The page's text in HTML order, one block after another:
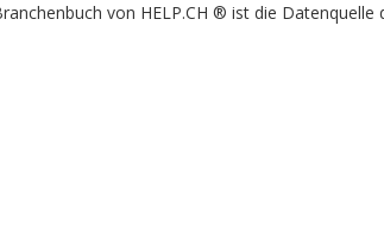
von HELP.CH ® ist die Datenquelle